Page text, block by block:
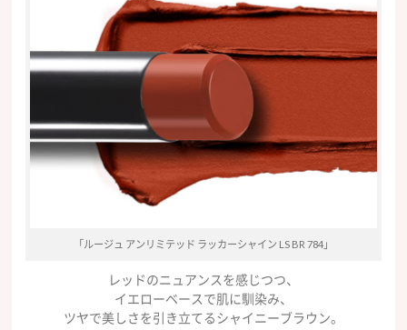
「ルージュ アンリミテッド ラッカーシャイン LS BR 784」
レッドのニュアンスを感じつつ、
イエローベースで肌に馴染み、
ツヤで美しさを引き立てるシャイニーブラウン。